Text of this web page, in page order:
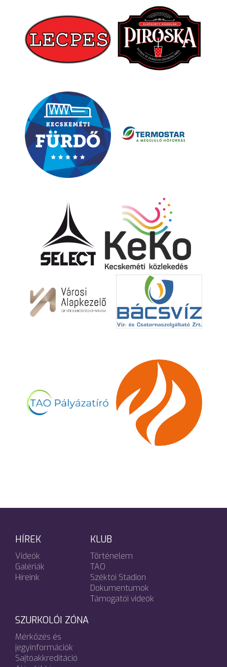
HÍREK
Videók
Galériák
Híreink
KLUB
Történelem
TAO
Széktói Stadion
Dokumentumok
Támogatói videók
SZURKOLÓI ZÓNA
Mérkőzés és
jegyinformációk
Sajtóakkreditáció